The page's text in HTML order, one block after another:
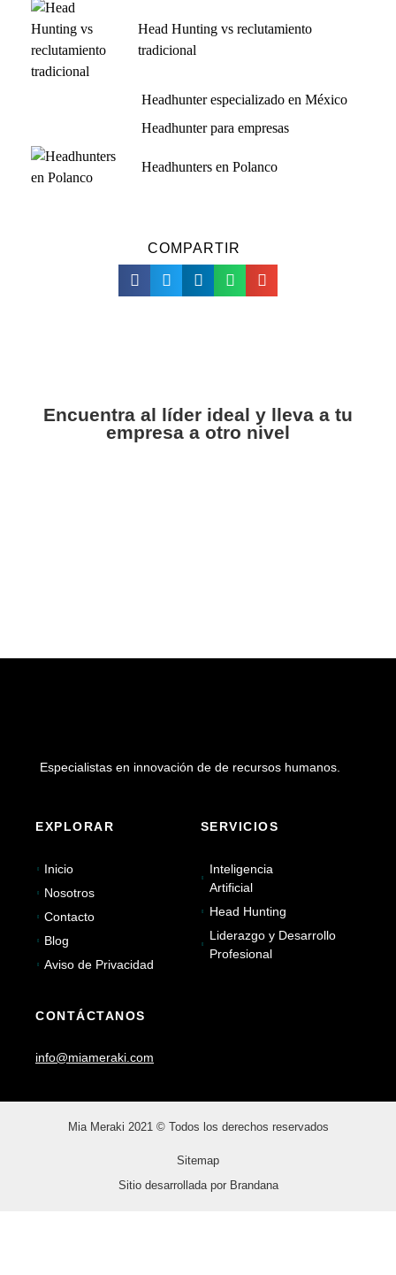
Head Hunting vs reclutamiento
tradicional
Headhunter especializado en México
Headhunter para empresas
Headhunters en Polanco
COMPARTIR
Encuentra al líder ideal y lleva a tu
empresa a otro nivel
Especialistas en innovación de de recursos humanos.
EXPLORAR
Inicio
Nosotros
Contacto
Blog
Aviso de Privacidad
SERVICIOS
Inteligencia
Artificial
Head Hunting
Liderazgo y Desarrollo
Profesional
CONTÁCTANOS
info@miameraki.com
Mia Meraki 2021 © Todos los derechos reservados
Sitemap
Sitio desarrollada por Brandana